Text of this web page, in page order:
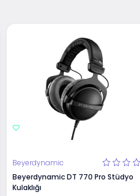
Beyerdynamic
Beyerdynamic DT 770 Pro Stüdyo
Kulaklığı